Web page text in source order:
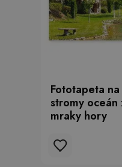
Fototapeta
stromy
mraky hory